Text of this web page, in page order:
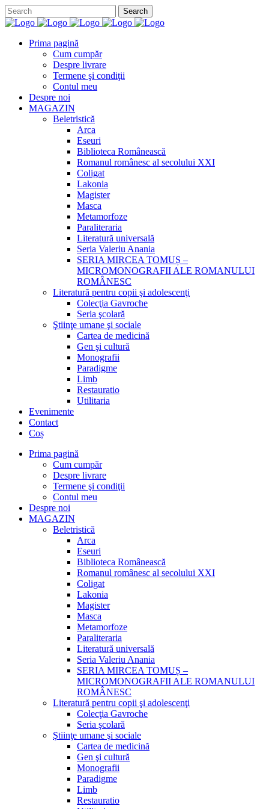
Prima pagină
Cum cumpăr
Despre livrare
Termene şi condiţii
Contul meu
Despre noi
MAGAZIN
Beletristică
Arca
Eseuri
Biblioteca Românească
Romanul românesc al secolului XXI
Coligat
Lakonia
Magister
Masca
Metamorfoze
Paraliteraria
Literatură universală
Seria Valeriu Anania
SERIA MIRCEA TOMUȘ –
MICROMONOGRAFII ALE ROMANULUI
ROMÂNESC
Literatură pentru copii şi adolescenţi
Colecţia Gavroche
Seria şcolară
Ştiinţe umane şi sociale
Cartea de medicină
Gen şi cultură
Monografii
Paradigme
Limb
Restauratio
Utilitaria
Evenimente
Contact
Coș
Prima pagină
Cum cumpăr
Despre livrare
Termene şi condiţii
Contul meu
Despre noi
MAGAZIN
Beletristică
Arca
Eseuri
Biblioteca Românească
Romanul românesc al secolului XXI
Coligat
Lakonia
Magister
Masca
Metamorfoze
Paraliteraria
Literatură universală
Seria Valeriu Anania
SERIA MIRCEA TOMUȘ –
MICROMONOGRAFII ALE ROMANULUI
ROMÂNESC
Literatură pentru copii şi adolescenţi
Colecţia Gavroche
Seria şcolară
Ştiinţe umane şi sociale
Cartea de medicină
Gen şi cultură
Monografii
Paradigme
Limb
Restauratio